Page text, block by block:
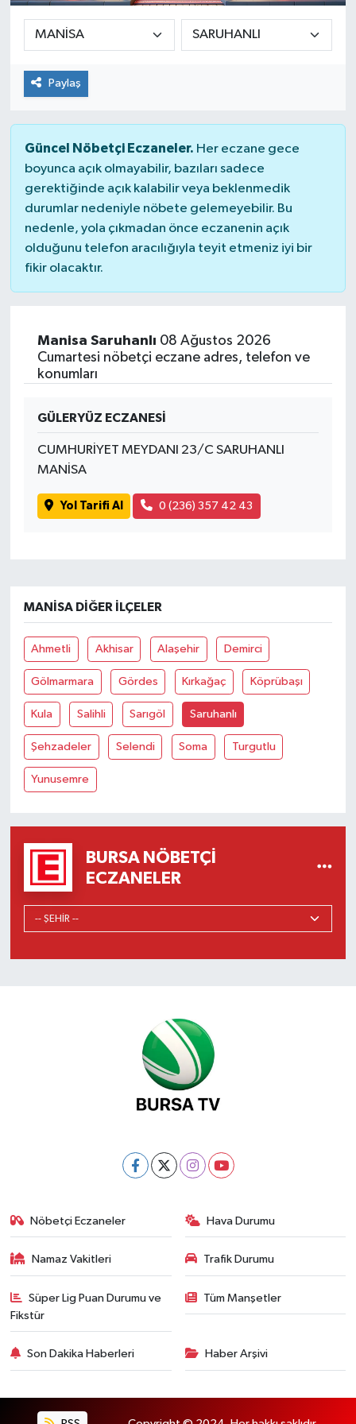
Paylaş
Güncel Nöbetçi Eczaneler. Her eczane gece
boyunca açık olmayabilir, bazıları sadece
gerektiğinde açık kalabilir veya beklenmedik
durumlar nedeniyle nöbete gelemeyebilir. Bu
nedenle, yola çıkmadan önce eczanenin açık
olduğunu telefon aracılığıyla teyit etmeniz iyi bir
fikir olacaktır.
Manisa Saruhanlı 08 Ağustos 2026
Cumartesi nöbetçi eczane adres, telefon ve
konumları
GÜLERYÜZ ECZANESİ
CUMHURİYET MEYDANI 23/C SARUHANLI
MANİSA
Yol Tarifi Al 0 (236) 357 42 43
MANISA DIĞER İLÇELER
Ahmetli Akhisar Alaşehir Demirci
Gölmarmara Gördes Kırkağaç Köprübaşı
Kula Salihli Sarıgöl Saruhanlı
Şehzadeler Selendi Soma Turgutlu
Yunusemre
BURSA NÖBETÇI
ECZANELER
Nöbetçi Eczaneler Hava Durumu
Namaz Vakitleri Trafik Durumu
Süper Lig Puan Durumu ve
Fikstür
Tüm Manşetler
Son Dakika Haberleri Haber Arşivi
Sağlık
Siyaset
Teknoloji
Türkiye